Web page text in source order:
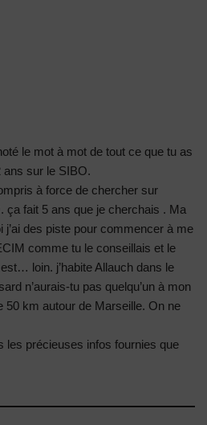
le mot à mot de tout ce que tu as
ans sur le SIBO.
à force de chercher sur
ça fait 5 ans que je cherchais . Ma
j’ai des piste pour commencer à me
comme tu le conseillais et le
loin. j’habite Allauch dans le
n’aurais-tu pas quelqu’un à mon
50 km autour de Marseille. On ne
les précieuses infos fournies que